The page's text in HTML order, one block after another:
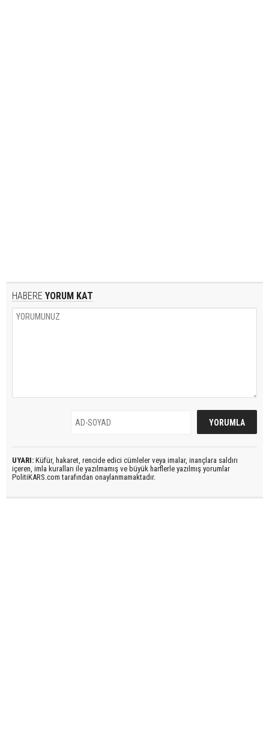
HABERE YORUM KAT
UYARI: Küfür, hakaret, rencide edici cümleler veya imalar, inançlara saldırı
içeren, imla kuralları ile yazılmamış ve büyük harflerle yazılmış yorumlar
PolitiKARS.com tarafından onaylanmamaktadır.